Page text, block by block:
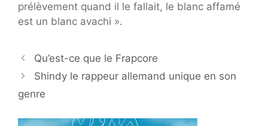
prélèvement quand il le fallait, le blanc affamé
est un blanc avachi ».
Qu’est-ce que le Frapcore
Shindy le rappeur allemand unique en son
genre